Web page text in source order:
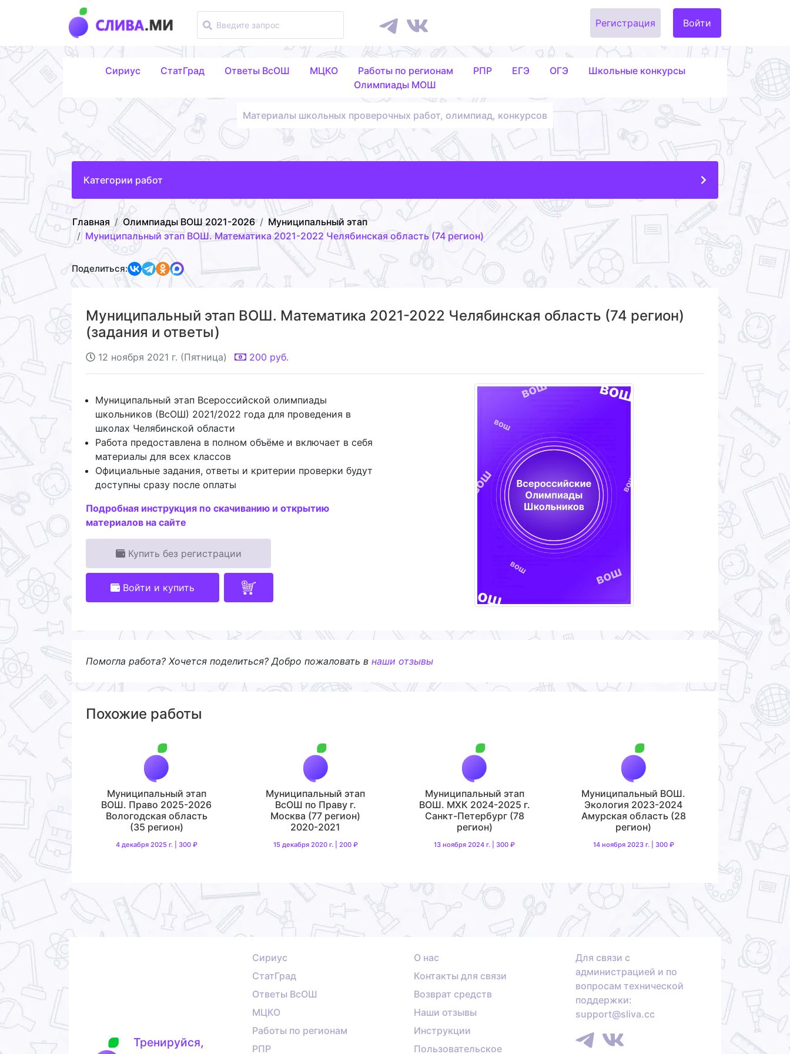
Регистрация Войти
Сириус СтатГрад Ответы ВсОШ МЦКО Работы по регионам РПР ЕГЭ ОГЭ
Школьные конкурсы
Олимпиады МОШ
Материалы школьных проверочных работ, олимпиад, конкурсов
Категории работ
Главная Олимпиады ВОШ 2021-2026
Муниципальный этап
Муниципальный этап ВОШ. Математика 2021-2022 Челябинская область (74 регион)
Поделиться:
Муниципальный этап ВОШ. Математика 2021-2022 Челябинская область (74 регион)
(задания и ответы)
12 ноября 2021 г. (Пятница) 200 руб.
Муниципальный этап Всероссийской олимпиады
школьников (ВсОШ) 2021/2022 года для проведения в
школах Челябинской области
Работа предоставлена в полном объёме и включает в себя
материалы для всех классов
Официальные задания, ответы и критерии проверки будут
доступны сразу после оплаты
Подробная инструкция по скачиванию и открытию
материалов на сайте
Купить без регистрации
Войти и купить
Помогла работа? Хочется поделиться? Добро пожаловать в наши отзывы
Похожие работы
Муниципальный этап
ВОШ. Право 2025-2026
Вологодская область
(35 регион)
4 декабря 2025 г. | 300 ₽
Муниципальный этап
ВсОШ по Праву г.
Москва (77 регион)
2020-2021
15 декабря 2020 г. | 200 ₽
Муниципальный этап
ВОШ. МХК 2024-2025 г.
Санкт-Петербург (78
регион)
13 ноября 2024 г. | 300 ₽
Муниципальный ВОШ.
Экология 2023-2024
Амурская область (28
регион)
14 ноября 2023 г. | 300 ₽
Тренируйся,
Сириус
СтатГрад
Ответы ВсОШ
МЦКО
Работы по регионам
РПР
О нас
Контакты для связи
Возврат средств
Наши отзывы
Инструкции
Пользовательское
Для связи с
администрацией и по
вопросам технической
поддержки:
support@sliva.cc